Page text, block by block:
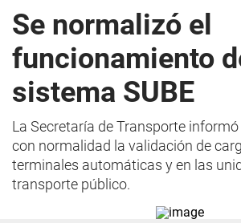
Se normalizó el
funcionamiento
sistema SUBE
La Secretaría de Transporte
con normalidad la validación de
terminales automáticas y en las
transporte público.